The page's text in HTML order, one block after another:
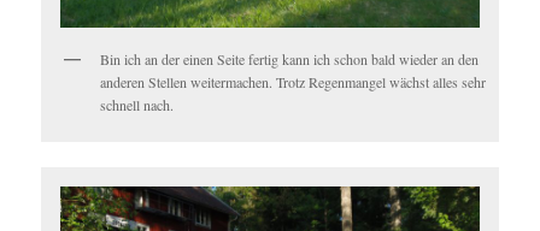
Bin ich an der einen Seite fertig kann ich schon bald wieder an den
anderen Stellen weitermachen. Trotz Regenmangel wächst alles sehr
schnell nach.